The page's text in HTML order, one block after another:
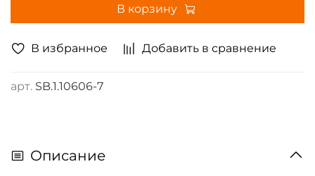
В избранное Добавить в сравнение
арт. SB.1.10606-7
В корзину
Описание